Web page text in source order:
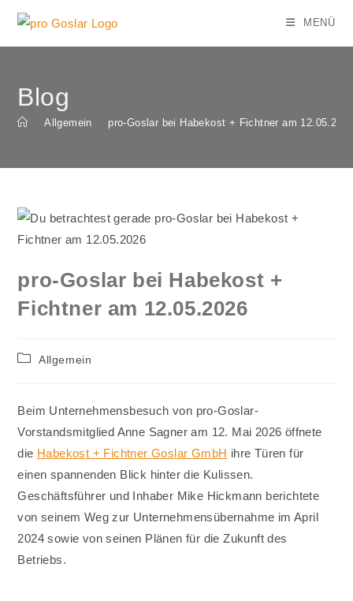
Inhalt
springen
MENÜ
Blog
Allgemein pro-Goslar bei Habekost + Fichtner am
pro-Goslar bei Habekost +
Fichtner am 12.05.2026
Beitrags-
Allgemein
Beim Unternehmensbesuch von pro-Goslar-
Vorstandsmitglied Anne Sagner am 12. Mai 2026 öffnete
die Habekost + Fichtner Goslar GmbH ihre Türen für
einen spannenden Blick hinter die Kulissen.
Geschäftsführer und Inhaber Mike Hickmann berichtete
von seinem Weg zur Unternehmensübernahme im April
2024 sowie von seinen Plänen für die Zukunft des
Betriebs.